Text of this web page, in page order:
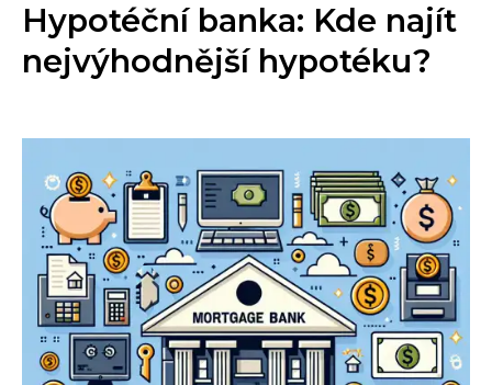
Hypotéční banka: Kde najít
nejvýhodnější hypotéku?